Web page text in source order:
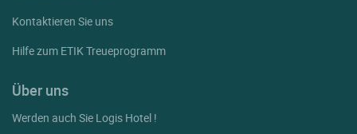
Kontaktieren Sie uns
Hilfe zum ETIK Treueprogramm
Über uns
Werden auch Sie Logis Hotel !